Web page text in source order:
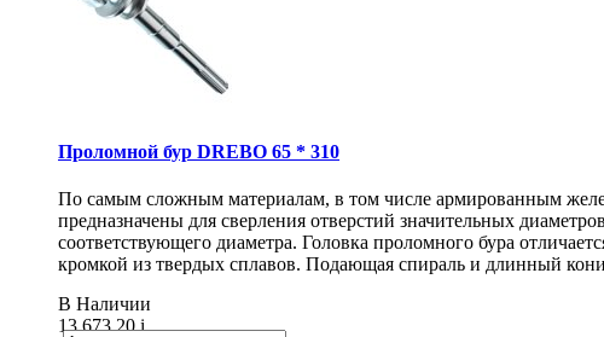
Проломной бур DREBO 65 * 310
По самым сложным материалам, в том числе армированным
предназначены для сверления отверстий значительных
соответствующего диаметра. Головка проломного бура
кромкой из твердых сплавов. Подающая спираль и длинный
В Наличии
13 673.20i